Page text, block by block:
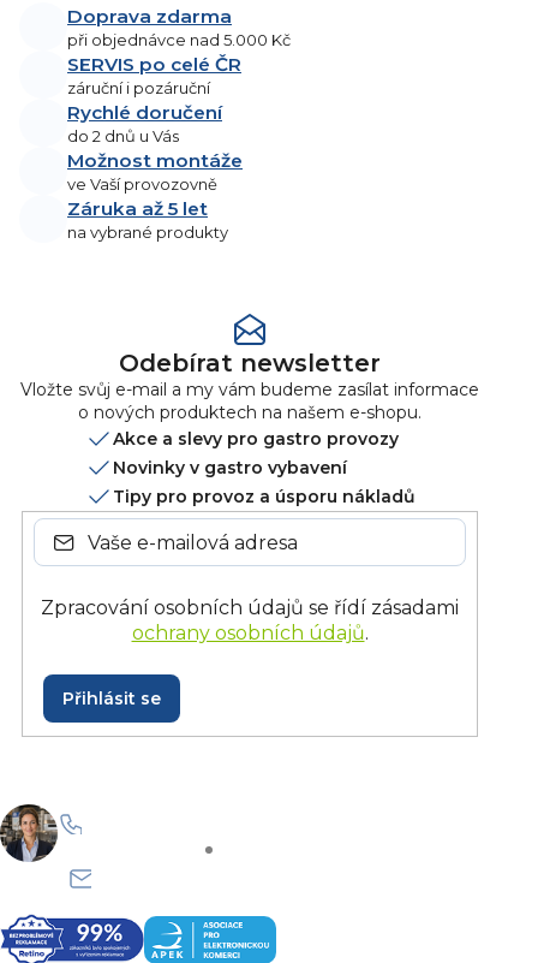
Doprava zdarma
při objednávce nad 5.000 Kč
SERVIS po celé ČR
záruční i pozáruční
Rychlé doručení
do 2 dnů u Vás
Možnost montáže
ve Vaší provozovně
Záruka až 5 let
na vybrané produkty
Odebírat newsletter
Vložte svůj e-mail a my vám budeme zasílat informace
o nových produktech na našem e-shopu.
Akce a slevy pro gastro provozy
Novinky v gastro vybavení
Tipy pro provoz a úsporu nákladů
Zpracování osobních údajů se řídí zásadami
ochrany osobních údajů.
Přihlásit se